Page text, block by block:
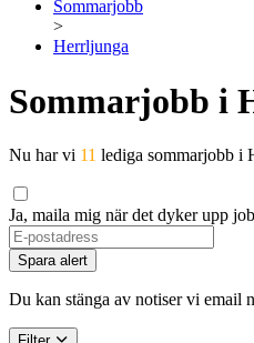
Sommarjobb
>
Herrljunga
Sommarjobb i
Nu har vi 11 lediga sommarjobb i
Ja, maila mig när det dyker upp
Spara alert
Du kan stänga av notiser vi email